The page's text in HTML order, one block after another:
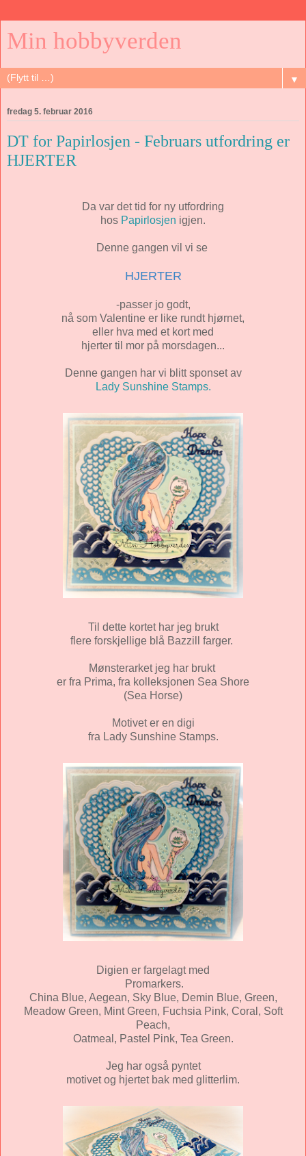
Min hobbyverden
▼
fredag 5. februar 2016
DT for Papirlosjen - Februars utfordring er
HJERTER
Da var det tid for ny utfordring
hos Papirlosjen igjen.
Denne gangen vil vi se
HJERTER
-passer jo godt,
nå som Valentine er like rundt hjørnet,
eller hva med et kort med
hjerter til mor på morsdagen...
Denne gangen har vi blitt sponset av
Lady Sunshine Stamps.
Til dette kortet har jeg brukt
flere forskjellige blå Bazzill farger.
Mønsterarket jeg har brukt
er fra Prima, fra kolleksjonen Sea Shore
(Sea Horse)
Motivet er en digi
fra Lady Sunshine Stamps.
Digien er fargelagt med
Promarkers.
China Blue, Aegean, Sky Blue, Demin Blue, Green,
Meadow Green, Mint Green, Fuchsia Pink, Coral, Soft
Peach,
Oatmeal, Pastel Pink, Tea Green.
Jeg har også pyntet
motivet og hjertet bak med glitterlim.